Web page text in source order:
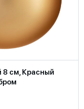
8 см, Красный